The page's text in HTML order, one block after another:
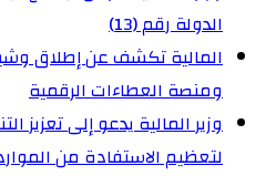
الدولة رقم (13)
المالية تكشف عن إطلاق
ومنصة العطاءات الرقمية
وزير المالية يدعو إلى تعزيز
لتعظيم الاستفادة من